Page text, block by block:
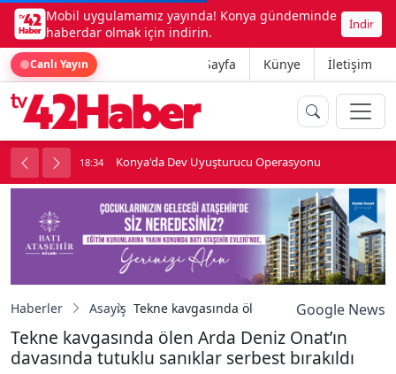
Mobil uygulamamız yayında! Konya gündeminde
haberdar olmak için indirin.
İndir
Canlı Yayın Ana Sayfa Künye İletişim
18:34 Konya'da Dev Uyuşturucu Operasyonu
Haberler Asayiş Tekne kavgasında ölen Arda Deniz Onat’ın
Google News
Tekne kavgasında ölen Arda Deniz Onat’ın
davasında tutuklu sanıklar serbest bırakıldı